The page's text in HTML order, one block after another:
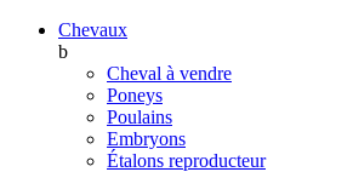
Chevaux
b
Cheval à vendre
Poneys
Poulains
Embryons
Étalons reproducteur